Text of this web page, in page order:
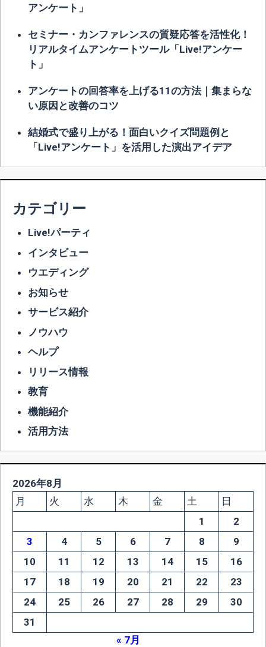
アンケート」
セミナー・カンファレンスの質疑応答を活性化！
リアルタイムアンケートツール「Live!アンケー
ト」
アンケートの回答率を上げる11の方法｜集まらな
い原因と改善のコツ
結婚式で盛り上がる！面白いクイズ問題例と
「Live!アンケート」を活用した演出アイデア
カテゴリー
Live!パーティ
インタビュー
ウエディング
お知らせ
サービス紹介
ノウハウ
ヘルプ
リリース情報
教育
機能紹介
活用方法
2026年8月
月
火 水 木 金 土
日
1
2
3
4 5 6 7 8
9
10
11 12 13 14 15
16
17
18 19 20 21 22
23
24
25 26 27 28 29
30
31
« 7月